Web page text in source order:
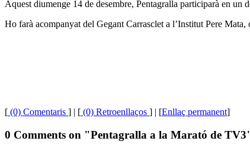
Aquest diumenge 14 de desembre, Pentagralla participarà en
Ho farà acompanyat del Gegant Carrasclet a l’Institut Pere
[ (0) Comentaris ] | [ (0) Retroenllaços ] | [Enllaç permanent]
0 Comments on "Pentagralla a la Marató de